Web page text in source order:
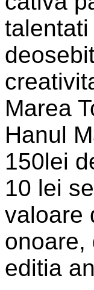
Marea
Hanul
150lei
10 lei
valoare
onoare,
editia